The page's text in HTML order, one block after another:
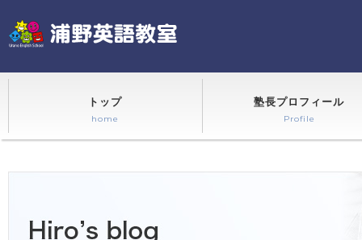
トップ
home
塾長プロフィール
Profile